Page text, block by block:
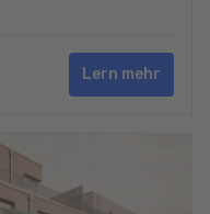
Lern mehr